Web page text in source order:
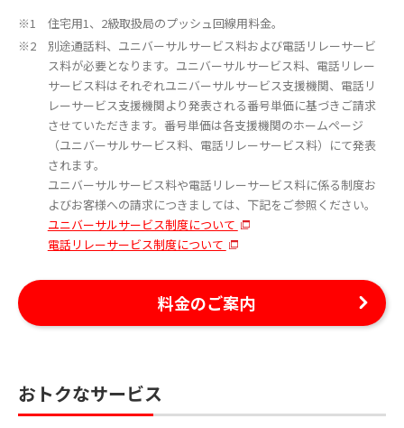
住宅用1、2級取扱局のプッシュ回線用料金。
別途通話料、ユニバーサルサービス料および電話リレーサービ
ス料が必要となります。ユニバーサルサービス料、電話リレー
サービス料はそれぞれユニバーサルサービス支援機関、電話リ
レーサービス支援機関より発表される番号単価に基づきご請求
させていただきます。番号単価は各支援機関のホームページ
（ユニバーサルサービス料、電話リレーサービス料）にて発表
されます。
ユニバーサルサービス料や電話リレーサービス料に係る制度お
よびお客様への請求につきましては、下記をご参照ください。
ユニバーサルサービス制度について
電話リレーサービス制度について
料金のご案内
おトクなサービス